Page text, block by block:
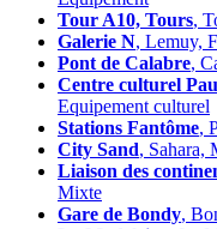
Tour A10, Tours,
Galerie N, Lemuy,
Pont de Calabre,
Centre culturel
Equipement culturel
Stations Fantôme,
City Sand, Sahara,
Liaison des
Mixte
Gare de Bondy,